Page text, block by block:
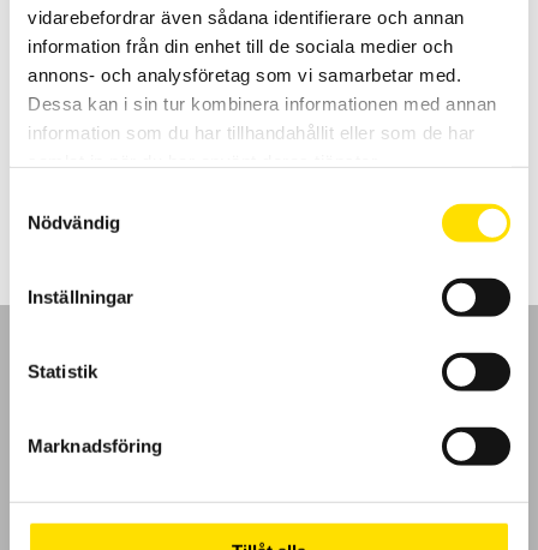
vidarebefordrar även sådana identifierare och annan
information från din enhet till de sociala medier och
annons- och analysföretag som vi samarbetar med.
Dessa kan i sin tur kombinera informationen med annan
information som du har tillhandahållit eller som de har
Nödvändig
Inställningar
Statistik
Marknadsföring
Temperaturgivare typ K, modell SKF samt SK1 till
SK5
Chauvin-Arnoux har ett brett sortiment av handhållna
temperaturgivare för instrument med minikontakt typ k.
Köpvillkor